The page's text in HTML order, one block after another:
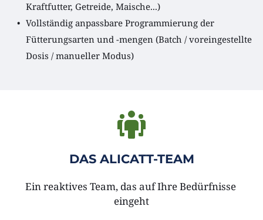
Kraftfutter, Getreide, Maische...)
Vollständig anpassbare Programmierung der
Fütterungsarten und -mengen (Batch / voreingestellte
Dosis / manueller Modus)
DAS ALICATT-TEAM
Ein reaktives Team, das auf Ihre Bedürfnisse
eingeht